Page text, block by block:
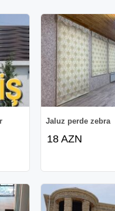
Jaluz perde zebra
18 AZN